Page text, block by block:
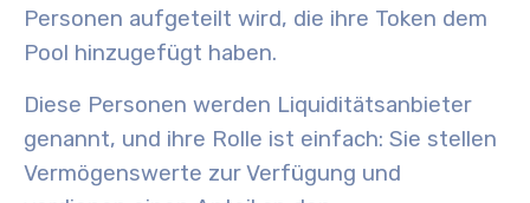
Personen aufgeteilt wird, die ihre Token dem
Pool hinzugefügt haben.
Diese Personen werden Liquiditätsanbieter
genannt, und ihre Rolle ist einfach: Sie stellen
Vermögenswerte zur Verfügung und